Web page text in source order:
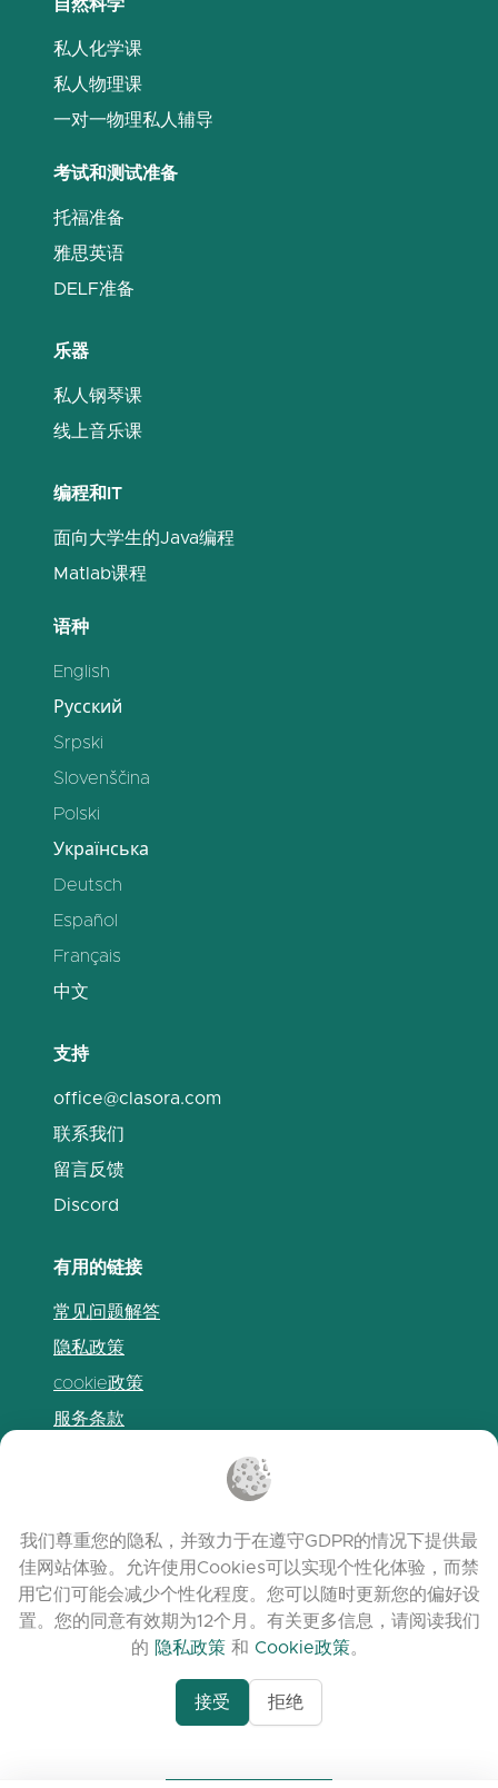
自然科学
私人化学课
私人物理课
一对一物理私人辅导
考试和测试准备
托福准备
雅思英语
DELF准备
乐器
私人钢琴课
线上音乐课
编程和IT
面向大学生的Java编程
Matlab课程
语种
English
Русский
Srpski
Slovenščina
Polski
Українська
Deutsch
Español
Français
中文
支持
office@clasora.com
联系我们
留言反馈
Discord
有用的链接
常见问题解答
隐私政策
cookie政策
服务条款
© 2026 clasora.com platform | 版权所有 |
Developed byC9 Group
我们尊重您的隐私，并致力于在遵守GDPR的情况下提供最
佳网站体验。允许使用Cookies可以实现个性化体验，而禁
用它们可能会减少个性化程度。您可以随时更新您的偏好设
置。您的同意有效期为12个月。有关更多信息，请阅读我们
的 隐私政策 和 Cookie政策。
接受 拒绝